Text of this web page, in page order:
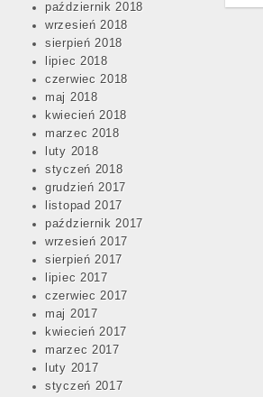
październik 2018
wrzesień 2018
sierpień 2018
lipiec 2018
czerwiec 2018
maj 2018
kwiecień 2018
marzec 2018
luty 2018
styczeń 2018
grudzień 2017
listopad 2017
październik 2017
wrzesień 2017
sierpień 2017
lipiec 2017
czerwiec 2017
maj 2017
kwiecień 2017
marzec 2017
luty 2017
styczeń 2017